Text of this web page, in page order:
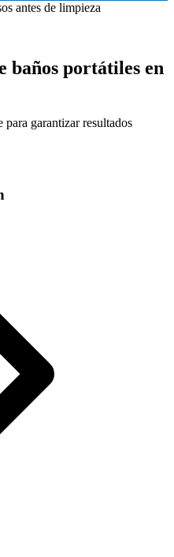
antes de limpieza
baños portátiles en
garantizar resultados